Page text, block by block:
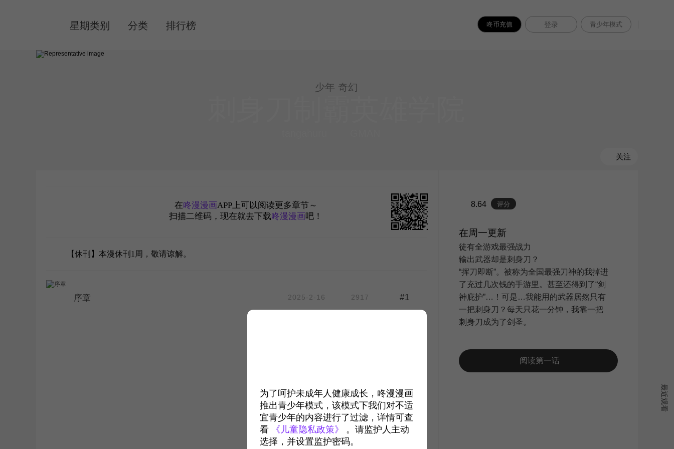
咚币充值 登录 青少年模式
星期类别 分类 排行榜
少年 奇幻
关注
在咚漫漫画APP上可以阅读更多章节～
扫描二维码，现在就去下载咚漫漫画吧！
【休刊】本漫休刊1周，敬请谅解。
序章 2025-2-16 2917 #1
8.64 评分
在周一更新
徒有全游戏最强战力
输出武器却是刺身刀？
“挥刀即断”。被称为全国最强刀神的我掉进
了充过几次钱的手游里。甚至还得到了“剑
神庇护”…！可是…我能用的武器居然只有
一把刺身刀？每天只花一分钟，我靠一把
刺身刀成为了剑圣。
阅读第一话
为了呵护未成年人健康成长，咚漫漫画
推出青少年模式，该模式下我们对不适
宜青少年的内容进行了过滤，详情可查
看
《儿童隐私政策》
。请监护人主动
选择，并设置监护密码。
最近观看